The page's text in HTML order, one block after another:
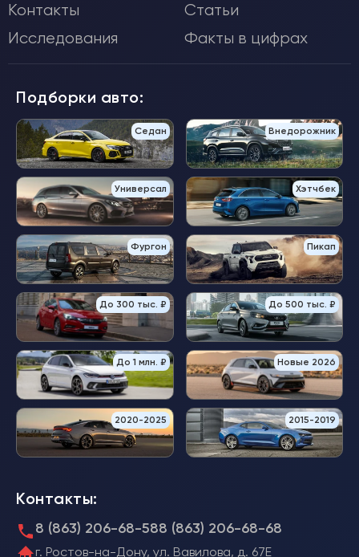
Контакты
Статьи
Исследования
Факты в цифрах
Подборки авто:
Седан Внедорожник
Универсал Хэтчбек
Фургон Пикап
До 300 тыс. ₽ До 500 тыс. ₽
До 1 млн. ₽ Новые 2026
2020-2025 2015-2019
Контакты:
8 (863) 206-68-588 (863) 206-68-68
г. Ростов-на-Дону, ул. Вавилова, д. 67Е